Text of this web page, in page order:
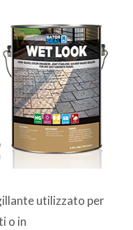
utilizzato per
o in